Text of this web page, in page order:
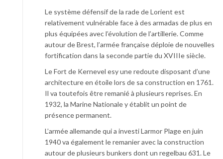
Le système défensif de la rade de Lorient est
relativement vulnérable face à des armadas de plus en
plus équipées avec l’évolution de l’artillerie. Comme
autour de Brest, l’armée française déploie de nouvelles
fortification dans la seconde partie du XVIIIe siècle.
Le Fort de Kernevel esy une redoute disposant d’une
architecture en étoile lors de sa construction en 1761.
Il va toutefois être remanié à plusieurs reprises. En
1932, la Marine Nationale y établit un point de
présence permanent.
L’armée allemande qui a investi Larmor Plage en juin
1940 va également le remanier avec la construction
autour de plusieurs bunkers dont un regelbau 631. Le